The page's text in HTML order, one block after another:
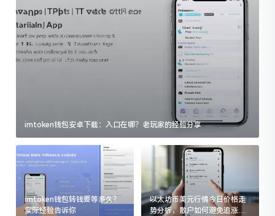
imtoken钱包安卓下载：入口在哪？老玩家的经验分享
imtoken钱包转钱要等多久？
实际经验告诉你
以太坊币美元行情今日价格走
势分析，散户如何避免追涨杀